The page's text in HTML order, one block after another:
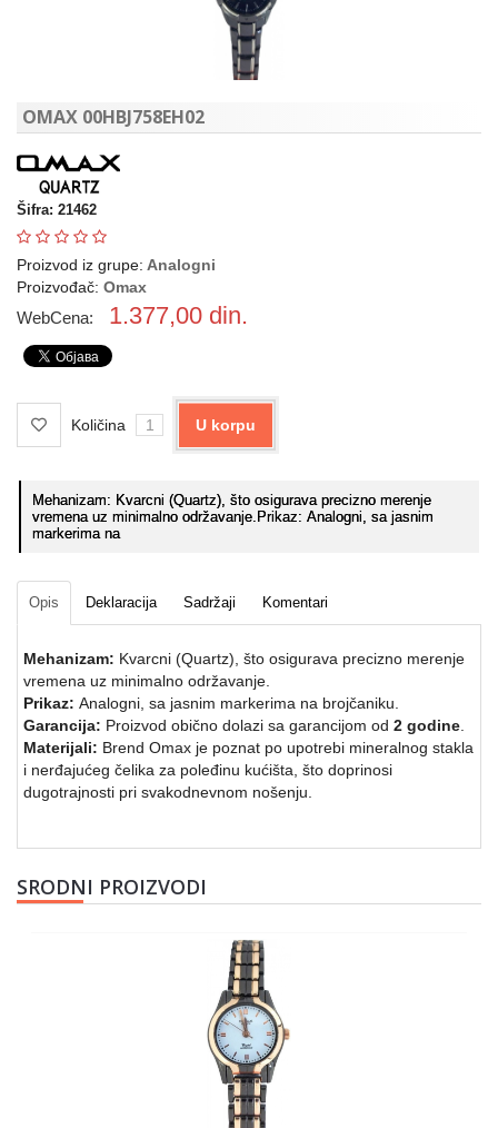
OMAX 00HBJ758EH02
Šifra: 21462
Proizvod iz grupe: Analogni
Proizvođač: Omax
WebCena: 1.377,00 din.
Količina U korpu
Mehanizam: Kvarcni (Quartz), što osigurava precizno merenje
vremena uz minimalno održavanje.Prikaz: Analogni, sa jasnim
markerima na
Opis Deklaracija Sadržaji Komentari
Mehanizam: Kvarcni (Quartz), što osigurava precizno merenje
vremena uz minimalno održavanje.
Prikaz: Analogni, sa jasnim markerima na brojčaniku.
Garancija: Proizvod obično dolazi sa garancijom od 2 godine
Materijali: Brend Omax je poznat po upotrebi mineralnog stakla
i nerđajućeg čelika za poleđinu kućišta, što doprinosi
dugotrajnosti pri svakodnevnom nošenju.
SRODNI PROIZVODI